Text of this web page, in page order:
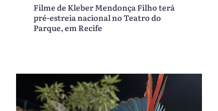
Filme de Kleber Mendonça Filho terá
pré-estreia nacional no Teatro do
Parque, em Recife